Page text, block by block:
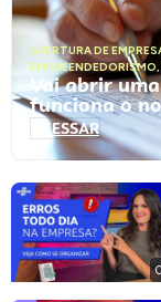
ABERTURA DE
EMPREENDEDORISMO,
Vai abrir
funciona o
ACESSAR